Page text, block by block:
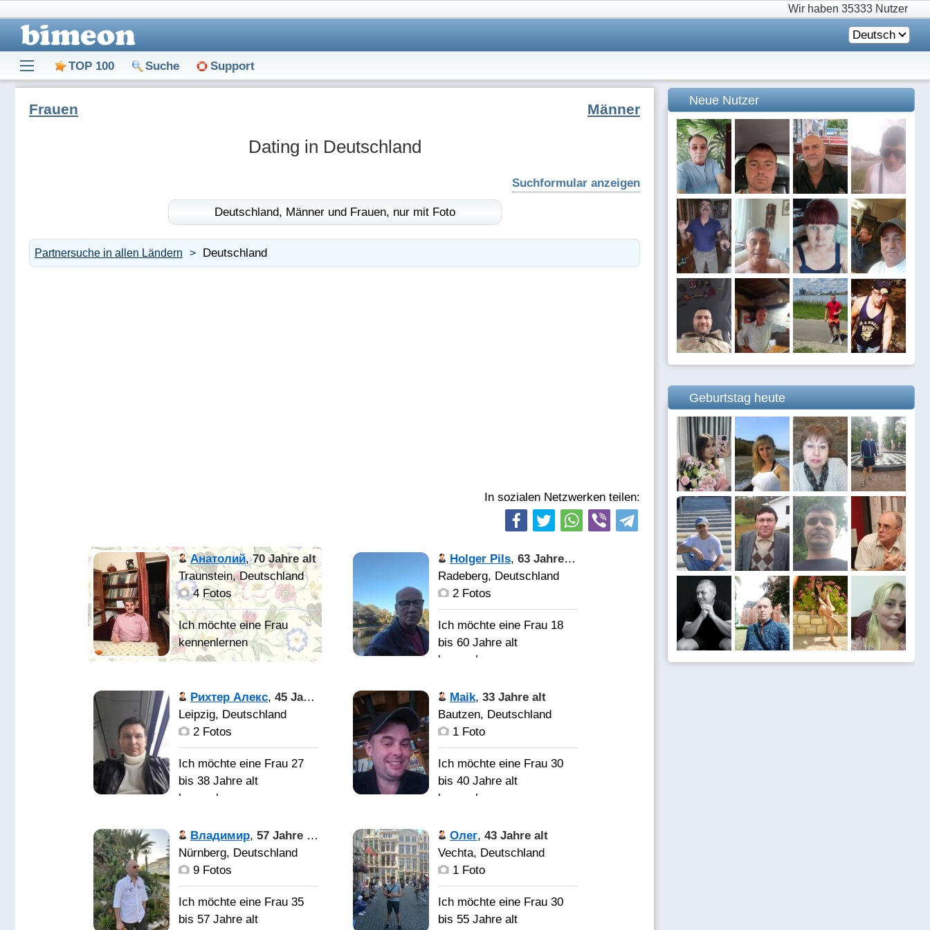
Wir haben 35333 Nutzer
Deutsch
TOP 100 Suche Support
Dating in Deutschland
Frauen Männer
Suchformular anzeigen
Deutschland, Männer und Frauen, nur mit Foto
Partnersuche in allen Ländern Deutschland
In sozialen Netzwerken teilen:
Анатолий,70 Jahre alt
Traunstein, Deutschland
4 Fotos
качества: Спокойный
характер, аккуратность,
целеустремленность,
воспитанность, упорство,
настойчивость,
терпение. Ценю в людях
хобби: психология,
философия.
Повседневные
образ мышления,
здоровый образ жизни. Я
Holger Pils, 63 Jahre alt
Radeberg, Deutschland
2 Fotos
Ich möchte eine Frau 18
bis 60 Jahre alt
kennenlernen
Ein normaler
alter Kerl. Der sich
Einbildet, immer wieder
können, wenn er vom
Leben geschlagen wird.
Обычный старик.
всегда может начать все
сначала, когда жизнь
преподносит ему
Рихтер Алекс, 45 Jahre alt
Leipzig, Deutschland
2 Fotos
Ich möchte eine Frau 27
bis 38 Jahre alt
kennenlernen
Кто хочет
меня узнать, должен
провести какоето время с
сформирует сам своё
мнение.
Maik, 33 Jahre alt
Bautzen, Deutschland
1 Foto
Ich möchte eine Frau 30
bis 40 Jahre alt
kennenlernen
Ich bin treu,
ehrlich, liebevoll und ich
liebe Kinder über alles.
Ich
suche eine Frau die mit
Владимир, 57 Jahre alt
Nürnberg, Deutschland
9 Fotos
Ich möchte eine Frau 35
bis 57 Jahre alt
Олег, 43 Jahre alt
Vechta, Deutschland
1 Foto
Ich möchte eine Frau 30
bis 55 Jahre alt
Neue Nutzer
Geburtstag heute